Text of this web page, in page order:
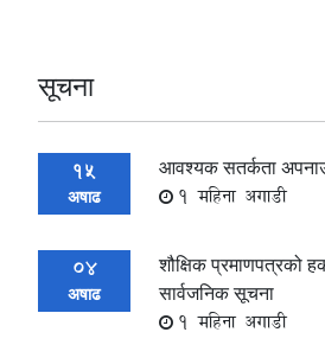
सूचना
15
अषाढ
आवश्यक सतर्कता
1 महिना अगाडी
04
अषाढ
शौक्षिक प्रमाणपत्रको
सार्वजनिक सूचना
1 महिना अगाडी